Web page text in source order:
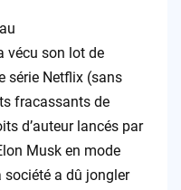
vécu son lot de
série Netflix (sans
fracassants de
d’auteur lancés par
Musk en mode
société a dû jongler